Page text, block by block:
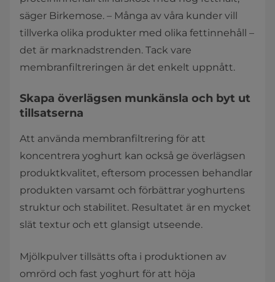
säger Birkemose. – Många av våra kunder vill
tillverka olika produkter med olika fettinnehåll –
det är marknadstrenden. Tack vare
membranfiltreringen är det enkelt uppnått.
Skapa överlägsen munkänsla och byt ut
tillsatserna
Att använda membranfiltrering för att
koncentrera yoghurt kan också ge överlägsen
produktkvalitet, eftersom processen behandlar
produkten varsamt och förbättrar yoghurtens
struktur och stabilitet. Resultatet är en mycket
slät textur och ett glansigt utseende.
Mjölkpulver tillsätts ofta i produktionen av
omrörd och fast yoghurt för att höja